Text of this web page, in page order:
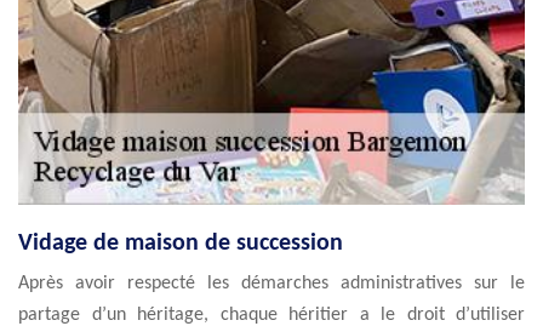
Vidage de maison de succession
Après avoir respecté les démarches administratives sur le
partage d’un héritage, chaque héritier a le droit d’utiliser